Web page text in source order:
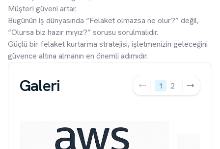
Müşteri güveni artar.
Bugünün iş dünyasında “Felaket olmazsa ne olur?” değil,
“Olursa biz hazır mıyız?” sorusu sorulmalıdır.
Güçlü bir felaket kurtarma stratejisi, işletmenizin geleceğini
güvence altına almanın en önemli adımıdır.
Galeri 1 2